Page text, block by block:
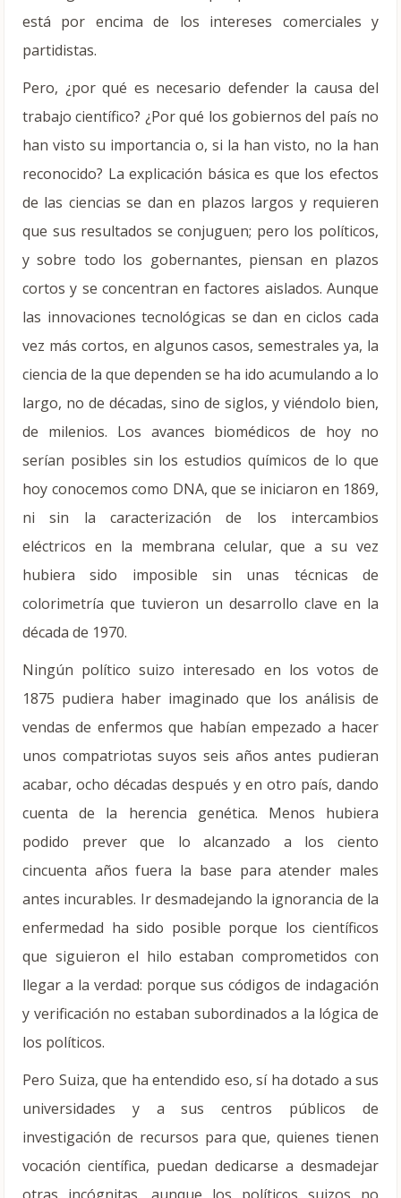
está por encima de los intereses comerciales y
partidistas.
Pero, ¿por qué es necesario defender la causa del
trabajo científico? ¿Por qué los gobiernos del país no
han visto su importancia o, si la han visto, no la han
reconocido? La explicación básica es que los efectos
de las ciencias se dan en plazos largos y requieren
que sus resultados se conjuguen; pero los políticos,
y sobre todo los gobernantes, piensan en plazos
cortos y se concentran en factores aislados. Aunque
las innovaciones tecnológicas se dan en ciclos cada
vez más cortos, en algunos casos, semestrales ya, la
ciencia de la que dependen se ha ido acumulando a lo
largo, no de décadas, sino de siglos, y viéndolo bien,
de milenios. Los avances biomédicos de hoy no
serían posibles sin los estudios químicos de lo que
hoy conocemos como DNA, que se iniciaron en 1869,
ni sin la caracterización de los intercambios
eléctricos en la membrana celular, que a su vez
hubiera sido imposible sin unas técnicas de
colorimetría que tuvieron un desarrollo clave en la
década de 1970.
Ningún político suizo interesado en los votos de
1875 pudiera haber imaginado que los análisis de
vendas de enfermos que habían empezado a hacer
unos compatriotas suyos seis años antes pudieran
acabar, ocho décadas después y en otro país, dando
cuenta de la herencia genética. Menos hubiera
podido prever que lo alcanzado a los ciento
cincuenta años fuera la base para atender males
antes incurables. Ir desmadejando la ignorancia de la
enfermedad ha sido posible porque los científicos
que siguieron el hilo estaban comprometidos con
llegar a la verdad: porque sus códigos de indagación
y verificación no estaban subordinados a la lógica de
los políticos.
Pero Suiza, que ha entendido eso, sí ha dotado a sus
universidades y a sus centros públicos de
investigación de recursos para que, quienes tienen
vocación científica, puedan dedicarse a desmadejar